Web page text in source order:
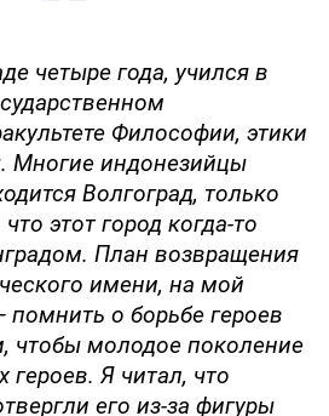
четыре года, учился в
Философии, этики
Многие индонезийцы
Волгоград, только
этот город когда-то
План возвращения
имени, на мой
о борьбе героев
чтобы молодое поколение
героев. Я читал, что
его из-за фигуры